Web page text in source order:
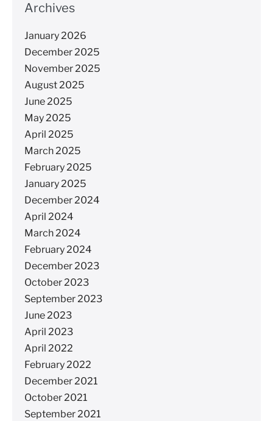
Archives
January 2026
December 2025
November 2025
August 2025
June 2025
May 2025
April 2025
March 2025
February 2025
January 2025
December 2024
April 2024
March 2024
February 2024
December 2023
October 2023
September 2023
June 2023
April 2023
April 2022
February 2022
December 2021
October 2021
September 2021